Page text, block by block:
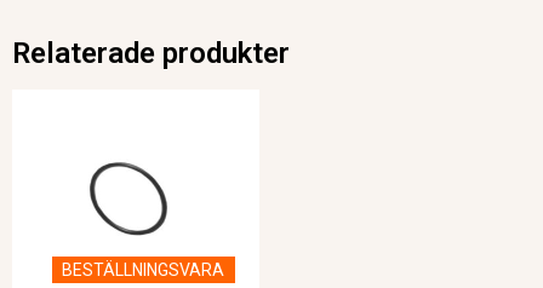
Relaterade produkter
BESTÄLLNINGSVARA